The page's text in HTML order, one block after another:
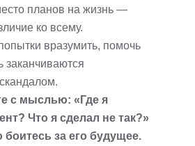
планов на жизнь —
ко всему.
вразумить, помочь
заканчиваются
с мыслью: «Где я
Что я сделал не так?»
боитесь за его будущее.